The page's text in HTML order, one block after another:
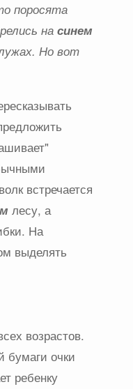
поросята
на синем
Но вот
волк встречается
лесу, а
На
выделять
возрастов.
бумаги очки
ребенку